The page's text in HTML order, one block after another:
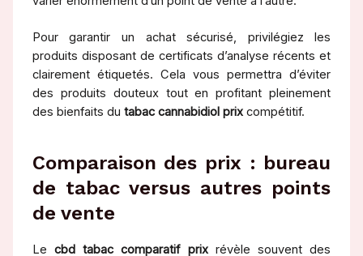
Pour garantir un achat sécurisé, privilégiez les
produits disposant de certificats d’analyse récents et
clairement étiquetés. Cela vous permettra d’éviter
des produits douteux tout en profitant pleinement
des bienfaits du tabac cannabidiol prixcompétitif.
Comparaison des prix : bureau
de tabac versus autres points
de vente
Lecbd tabac comparatif prixrévèle souvent des